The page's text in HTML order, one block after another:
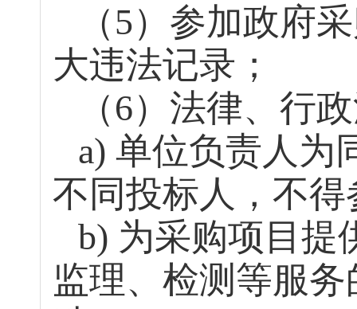
（5）参加政府
大违法记录；
（6）法律、行
a) 单位负责人为
不同投标人，不
b) 为采购项目提
监理、检测等服